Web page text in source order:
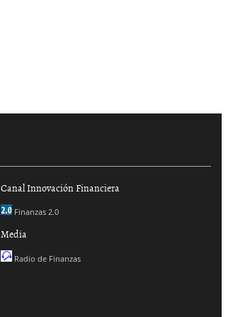
Canal Innovación Financiera
Finanzas 2.0
Media
Radio de Finanzas